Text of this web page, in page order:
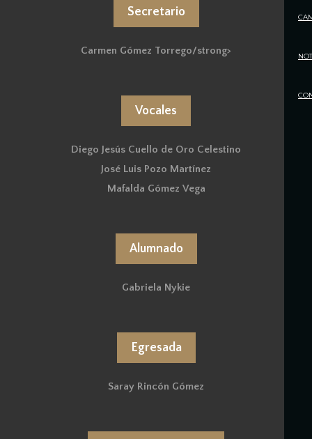
Secretario
Carmen Gómez Torrego/strong>
Vocales
Diego Jesús Cuello de Oro Celestino
José Luis Pozo Martínez
Mafalda Gómez Vega
Alumnado
Gabriela Nykie
Egresada
Saray Rincón Gómez